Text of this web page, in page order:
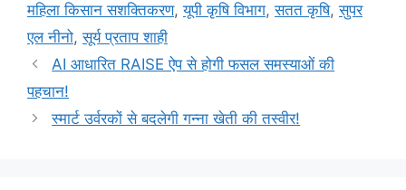
महिला किसान सशक्तिकरण,यूपी कृषि विभाग,सतत कृषि,सुपर
एल नीनो,सूर्य प्रताप शाही
AI आधारित RAISE ऐप से होगी फसल समस्याओं की
पहचान!
स्मार्ट उर्वरकों से बदलेगी गन्ना खेती की तस्वीर!